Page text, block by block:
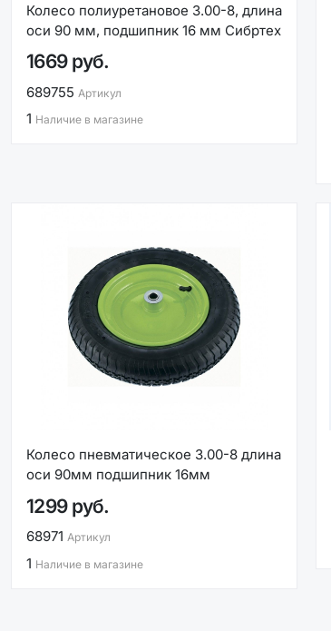
Колесо полиуретановое 3.00-8, длина
оси 90 мм, подшипник 16 мм Сибртех
1669 руб.
689755 Артикул
1 Наличие в магазине
Колесо пневматическое 3.00-8 длина
оси 90мм подшипник 16мм
1299 руб.
68971 Артикул
1 Наличие в магазине